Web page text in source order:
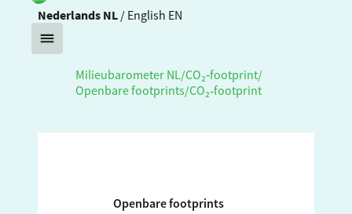
Nederlands NL / English EN
Milieubarometer NL /CO₂‑footprint/
Openbare footprints/CO₂‑footprint
Openbare footprints